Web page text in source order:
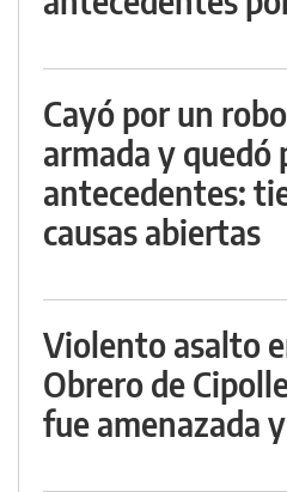
Cayó por un
armada y quedó
antecedentes:
causas abiertas
Violento asalto
Obrero de
fue amenazada